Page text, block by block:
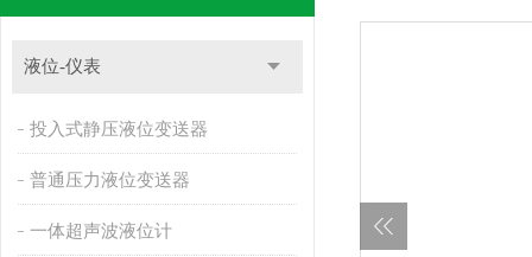
液位-仪表
投入式静压液位变送器
普通压力液位变送器
一体超声波液位计